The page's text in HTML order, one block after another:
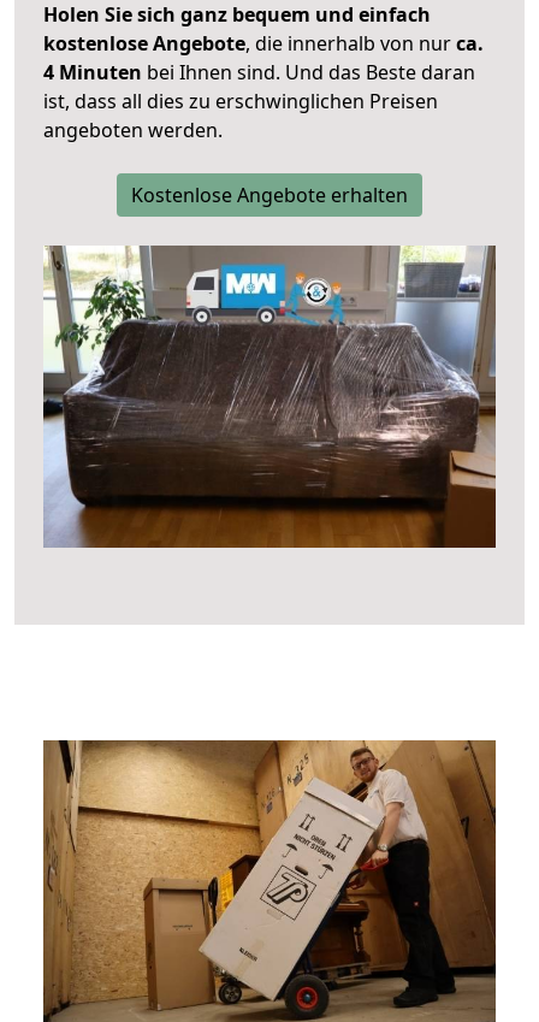
Holen Sie sich ganz bequem und einfach
kostenlose Angebote, die innerhalb von nurca.
4 Minuten bei Ihnen sind. Und das Beste daran
ist, dass all dies zu erschwinglichen Preisen
angeboten werden.
Kostenlose Angebote erhalten